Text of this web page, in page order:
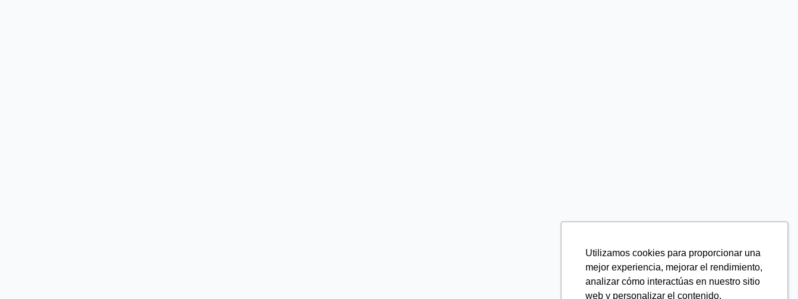
Utilizamos cookies para proporcionar una
mejor experiencia, mejorar el rendimiento,
analizar cómo interactúas en nuestro sitio
web y personalizar el contenido.